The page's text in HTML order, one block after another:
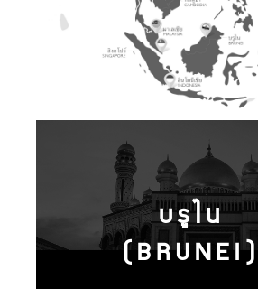
บรูไน
(BRUNEI)